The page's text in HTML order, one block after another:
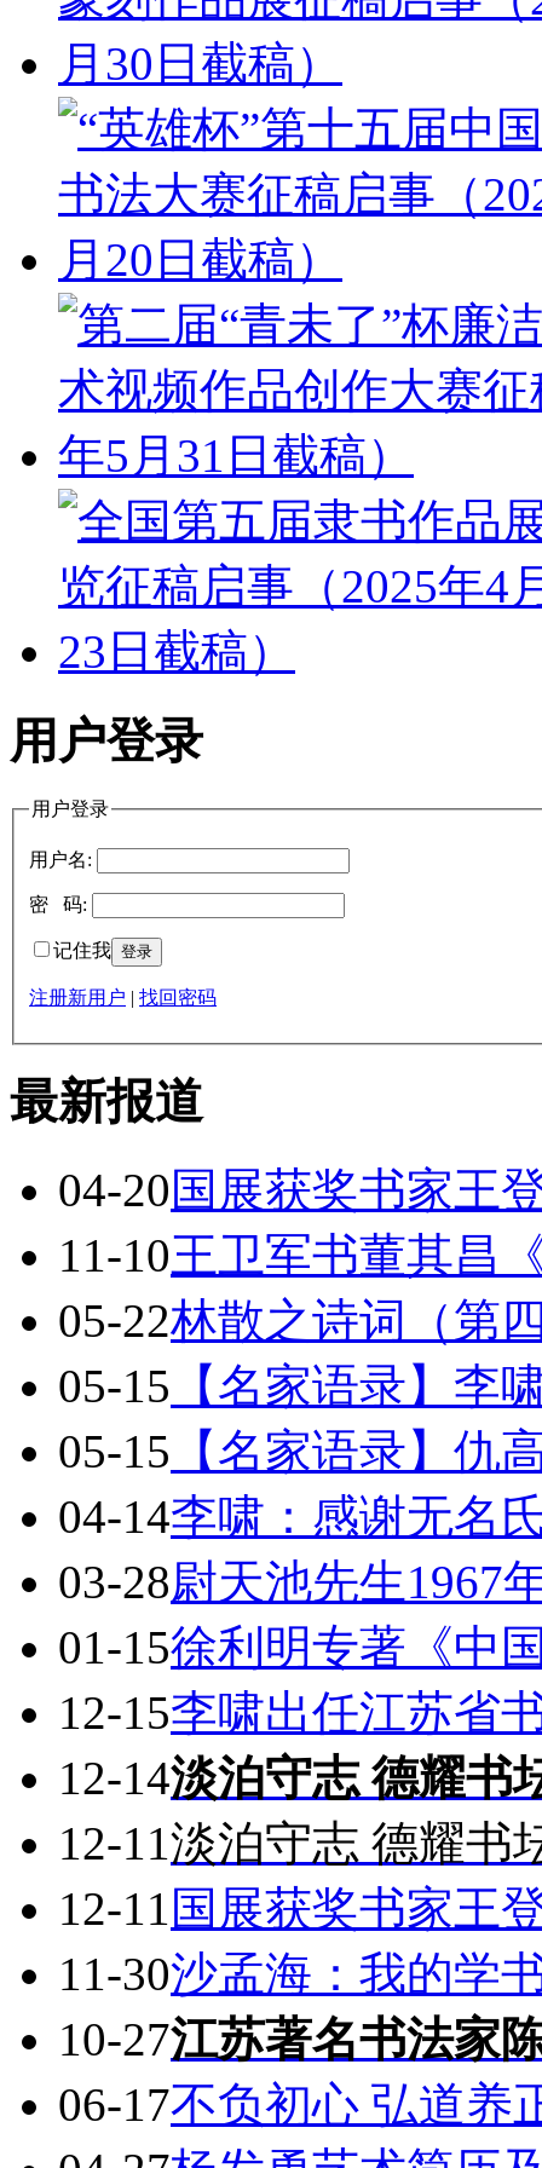
用户登录
用户登录
用户名:
密 码:
记住我
注册新用户 找回密码
最新报道
04-20国展获奖书家王
11-10王卫军书董其昌
05-22林散之诗词（第
05-15 【名家语录】
05-15 【名家语录】
04-14李啸：感谢无名
03-28尉天池先生1967
01-15徐利明专著《中
12-15李啸出任江苏省
12-14淡泊守志 德耀
12-11淡泊守志 德耀
12-11 国展获奖书家王
11-30沙孟海：我的学
10-27江苏著名书法家
06-17不负初心 弘道